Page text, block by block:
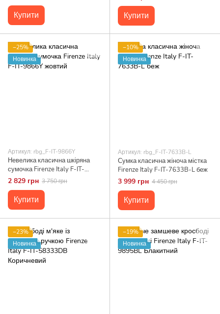
Купити Купити
−25%
Новинка
Артикул: rbg_F-IT-9866Y
Невелика класична шкіряна
сумочка Firenze Italy F-IT-
9866Y жовтий
2 829 грн 3 750 грн
Купити
−10%
Новинка
Артикул: rbg_F-IT-7633B-L
Сумка класична жіноча містка
Firenze Italy F-IT-7633B-L беж
3 999 грн 4 450 грн
Купити
−23%
Новинка
−19%
Новинка